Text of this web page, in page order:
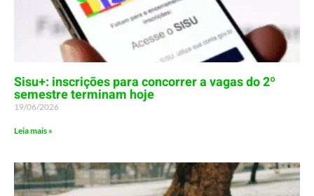
Sisu+: inscrições para concorrer a vagas do 2º
semestre terminam hoje
19/06/2026
Leia mais »